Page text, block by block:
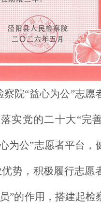
察院“益心为公”志愿
实党的二十大“完
为公”志愿者平台，
势，积极履行志愿
”的作用，搭建起检